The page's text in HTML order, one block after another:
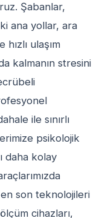
Şabanlar,
ana yollar, ara
ulaşım
kalmanın stresini
ile sınırlı
psikolojik
daha kolay
son teknolojileri
cihazları,